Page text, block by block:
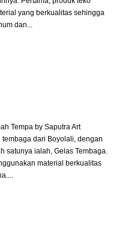
yang berkualitas sehingga
dan...
Tempa by Saputra Art
dari Boyolali, dengan
satunya ialah, Gelas Tembaga.
material berkualitas